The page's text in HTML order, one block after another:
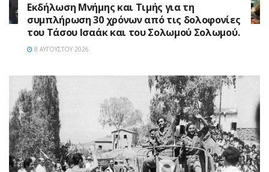
Εκδήλωση Μνήμης και Τιμής για τη
συμπλήρωση 30 χρόνων από τις δολοφονίες
του Τάσου Ισαάκ και του Σολωμού Σολωμού.
8 ΑΥΓΟΎΣΤΟΥ 2026